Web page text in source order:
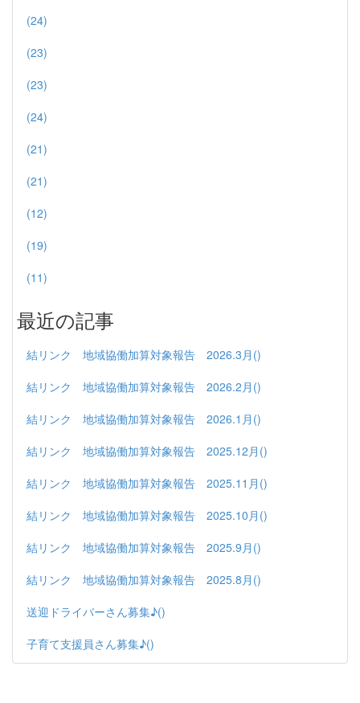
(24)
(23)
(23)
(24)
(21)
(21)
(12)
(19)
(11)
最近の記事
結リンク 地域協働加算対象報告 2026.3月()
結リンク 地域協働加算対象報告 2026.2月()
結リンク 地域協働加算対象報告 2026.1月()
結リンク 地域協働加算対象報告 2025.12月()
結リンク 地域協働加算対象報告 2025.11月()
結リンク 地域協働加算対象報告 2025.10月()
結リンク 地域協働加算対象報告 2025.9月()
結リンク 地域協働加算対象報告 2025.8月()
送迎ドライバーさん募集♪()
子育て支援員さん募集♪()